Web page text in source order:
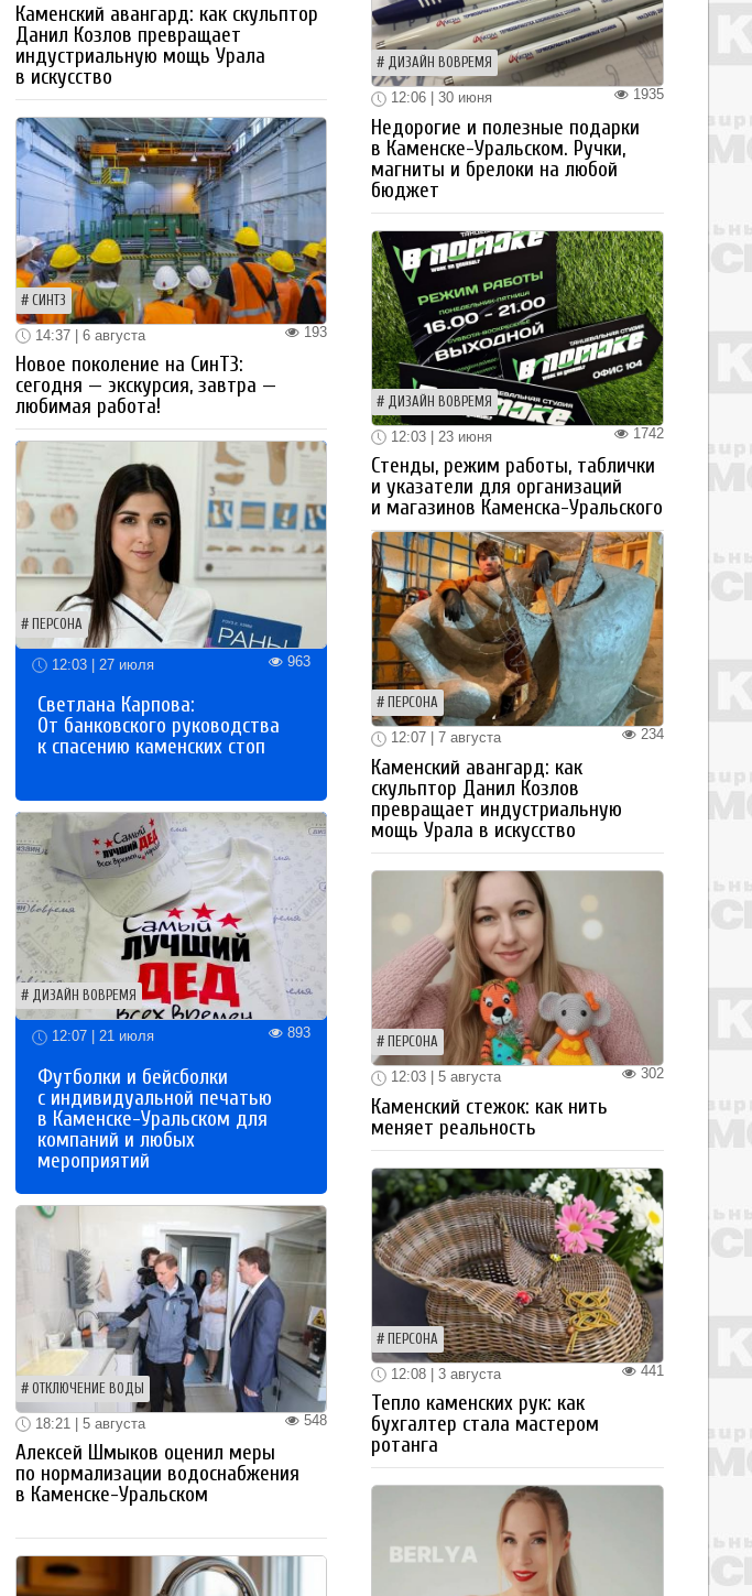
Каменский авангард: как скульптор
Данил Козлов превращает
индустриальную мощь Урала
в искусство
СИНТЗ
193
14:37 | 6 августа
Новое поколение на СинТЗ:
сегодня — экскурсия, завтра —
любимая работа!
ПЕРСОНА
12:03 | 27 июля 963
Светлана Карпова:
От банковского руководства
к спасению каменских стоп
ДИЗАЙН ВОВРЕМЯ
12:07 | 21 июля 893
Футболки и бейсболки
с индивидуальной печатью
в Каменске-Уральском для
компаний и любых
мероприятий
ОТКЛЮЧЕНИЕ ВОДЫ
548
18:21 | 5 августа
Алексей Шмыков оценил меры
по нормализации водоснабжения
в Каменске-Уральском
ДИЗАЙН ВОВРЕМЯ
1935
12:06 | 30 июня
Недорогие и полезные подарки
в Каменске-Уральском. Ручки,
магниты и брелоки на любой
бюджет
ДИЗАЙН ВОВРЕМЯ
1742
12:03 | 23 июня
Стенды, режим работы, таблички
и указатели для организаций
и магазинов Каменска-Уральского
ПЕРСОНА
234
12:07 | 7 августа
Каменский авангард: как
скульптор Данил Козлов
превращает индустриальную
мощь Урала в искусство
ПЕРСОНА
302
12:03 | 5 августа
Каменский стежок: как нить
меняет реальность
ПЕРСОНА
441
12:08 | 3 августа
Тепло каменских рук: как
бухгалтер стала мастером
ротанга